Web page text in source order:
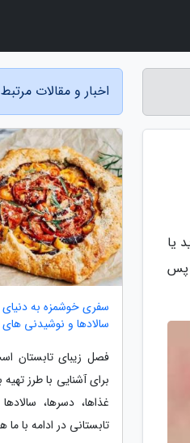
یا
پس
اخبار و مقالات مرتبط
سفری خوشمزه به دنیای
سالادها و نوشیدنی های
فصل زیبای تابستان
برای آشنایی با طرز
غذاها، دسرها،
تابستانی در ادامه با ما